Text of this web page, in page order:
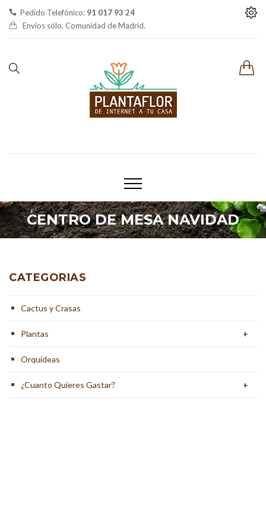
Pedido Telefónico: 91 017 93 24
Envíos sólo, Comunidad de Madrid.
CENTRO DE MESA NAVIDAD
CATEGORIAS
Cactus y Crasas
Plantas +
Orquideas
¿Cuanto Quieres Gastar? +